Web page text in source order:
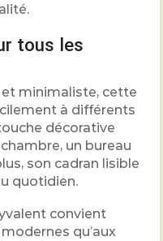
tous les
et minimaliste, cette
à différents
décorative
un bureau
son cadran lisible
quotidien.
convient
qu’aux